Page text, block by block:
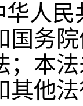
人民
国务
；本
其他